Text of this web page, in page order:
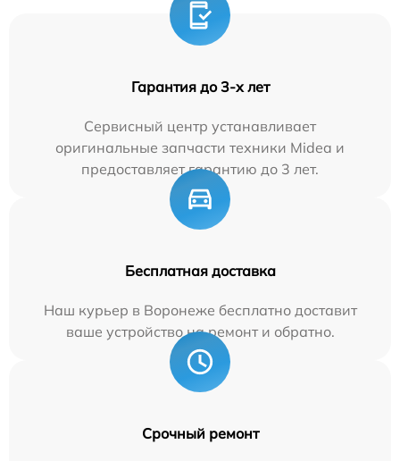
Гарантия до 3-х лет
Сервисный центр устанавливает
оригинальные запчасти техники Midea и
предоставляет гарантию до 3 лет.
Бесплатная доставка
Наш курьер в Воронеже бесплатно доставит
ваше устройство на ремонт и обратно.
Срочный ремонт